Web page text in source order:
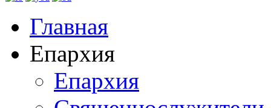
Главная
Епархия
Епархия